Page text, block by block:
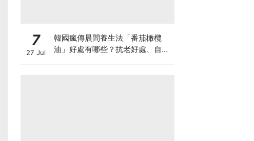
7
27 Jul
韓國瘋傳晨間養生法「番茄橄欖
油」好處有哪些？抗老好處、自製